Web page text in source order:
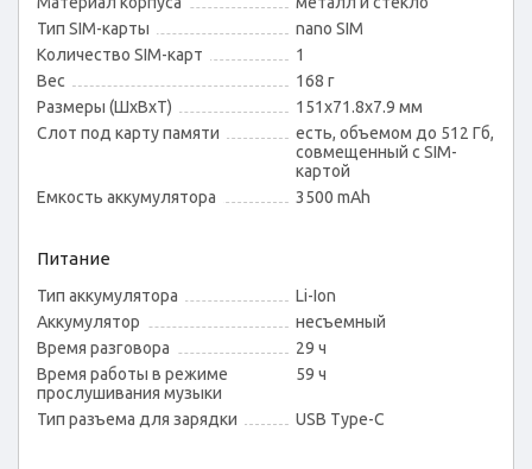
Тип SIM-карты
nano SIM
Количество SIM-карт
1
Вес
168 г
Размеры (ШxВxТ)
151x71.8x7.9 мм
Слот под карту памяти
есть, объемом до 512 Гб,
совмещенный с SIM-
картой
Емкость аккумулятора
3500 mAh
Питание
Тип аккумулятора
Li-Ion
Аккумулятор
несъемный
Время разговора
29 ч
Время работы в режиме
прослушивания музыки
59 ч
Тип разъема для зарядки USB Type-C